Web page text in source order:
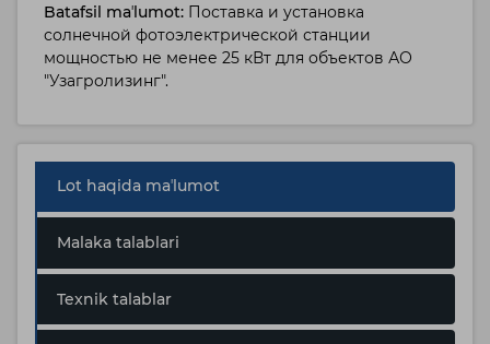
Batafsil maʼlumot: Поставка и установка
солнечной фотоэлектрической станции
мощностью не менее 25 кВт для объектов АО
"Узагролизинг".
Lot haqida maʼlumot
Malaka talablari
Texnik talablar